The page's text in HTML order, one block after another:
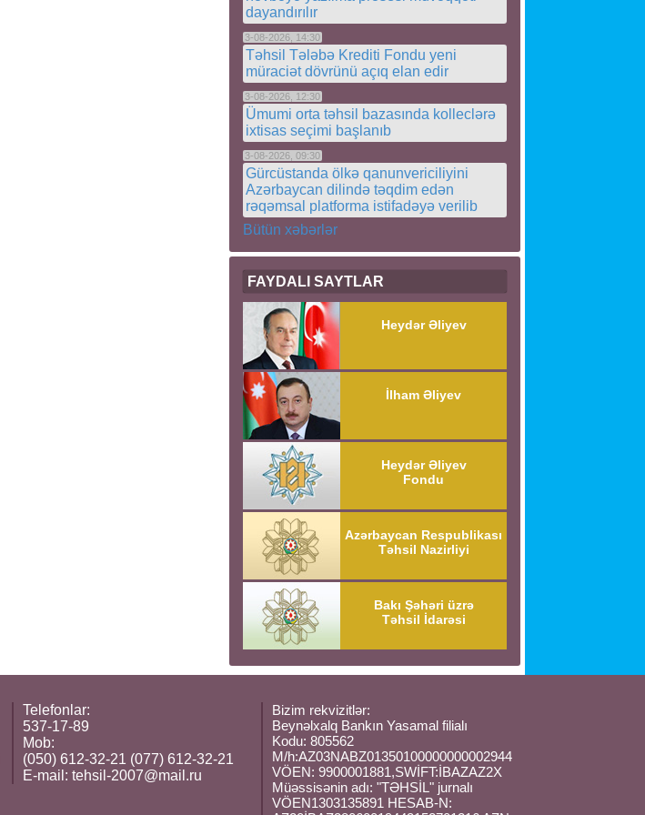
dayandırılır
3-08-2026, 14:30
Təhsil Tələbə Krediti Fondu yeni
müraciət dövrünü açıq elan edir
3-08-2026, 12:30
Ümumi orta təhsil bazasında kolleclərə
ixtisas seçimi başlanıb
3-08-2026, 09:30
Gürcüstanda ölkə qanunvericiliyini
Azərbaycan dilində təqdim edən
rəqəmsal platforma istifadəyə verilib
Bütün xəbərlər
FAYDALI SAYTLAR
Heydər Əliyev
İlham Əliyev
Heydər Əliyev
Fondu
Azərbaycan Respublikası
Təhsil Nazirliyi
Bakı Şəhəri üzrə
Təhsil İdarəsi
Telefonlar:
537-17-89
Mob:
(050) 612-32-21 (077) 612-32-21
E-mail: tehsil-2007@mail.ru
Bizim rekvizitlər:
Beynəlxalq Bankın Yasamal filialı
Kodu: 805562
M/h:AZ03NABZ01350100000000002944
VÖEN: 9900001881,SWİFT:İBAZAZ2X
Müəssisənin adı: "TƏHSİL" jurnalı
VÖEN1303135891 HESAB-N: